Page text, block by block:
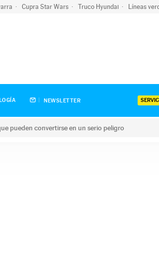
Cupra Star Wars Truco Hyundai Líneas
NEWSLETTER
pueden convertirse en un serio peligro